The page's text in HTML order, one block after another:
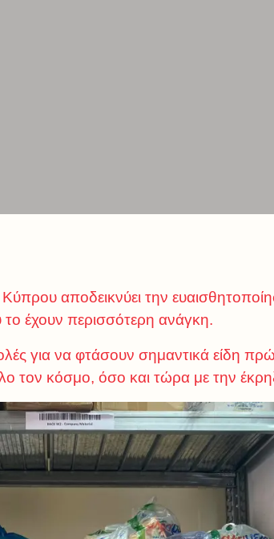
αποδεικνύει την
έχουν περισσότερη ανάγκη.
για να φτάσουν σημαντικά είδη
τον κόσμο, όσο και τώρα με την